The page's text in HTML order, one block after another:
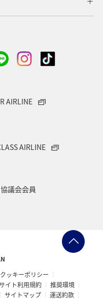
AIRLINE
AIRLINE
議会会員
クッキーポリシー
イト利用規約
推奨環境
サイトマップ
運送約款